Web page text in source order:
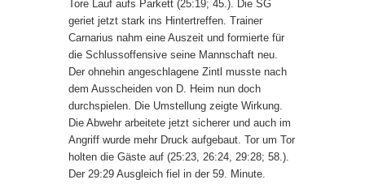
Tore Lauf aufs Parkett (25:19; 45.). Die SG
geriet jetzt stark ins Hintertreffen. Trainer
Carnarius nahm eine Auszeit und formierte für
die Schlussoffensive seine Mannschaft neu.
Der ohnehin angeschlagene Zintl musste nach
dem Ausscheiden von D. Heim nun doch
durchspielen. Die Umstellung zeigte Wirkung.
Die Abwehr arbeitete jetzt sicherer und auch im
Angriff wurde mehr Druck aufgebaut. Tor um Tor
holten die Gäste auf (25:23, 26:24, 29:28; 58.).
Der 29:29 Ausgleich fiel in der 59. Minute.